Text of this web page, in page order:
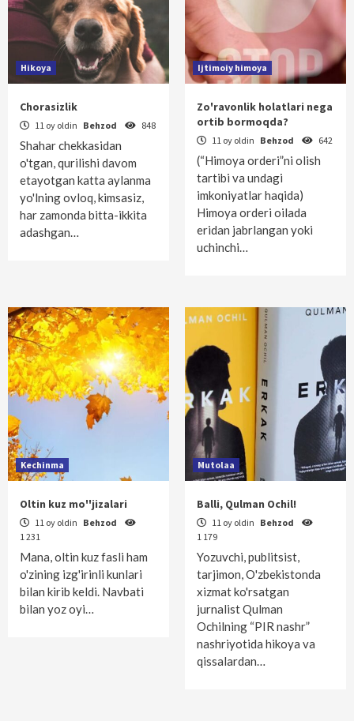
Hikoya
Chorasizlik
11 oy oldin Behzod 848
Shahar chekkasidan
o'tgan, qurilishi davom
etayotgan katta aylanma
yo'lning ovloq, kimsasiz,
har zamonda bitta-ikkita
adashgan…
Ijtimoiy himoya
Zo'ravonlik holatlari nega
ortib bormoqda?
11 oy oldin Behzod 642
(“Himoya orderi”ni olish
tartibi va undagi
imkoniyatlar haqida)
Himoya orderi oilada
eridan jabrlangan yoki
uchinchi…
Kechinma
Oltin kuz mo''jizalari
11 oy oldin Behzod
1 231
Mana, oltin kuz fasli ham
o'zining izg'irinli kunlari
bilan kirib keldi. Navbati
bilan yoz oyi…
Mutolaa
Balli, Qulman Ochil!
11 oy oldin Behzod
1 179
Yozuvchi, publitsist,
tarjimon, O'zbekistonda
xizmat ko'rsatgan
jurnalist Qulman
Ochilning “PIR nashr”
nashriyotida hikoya va
qissalardan…